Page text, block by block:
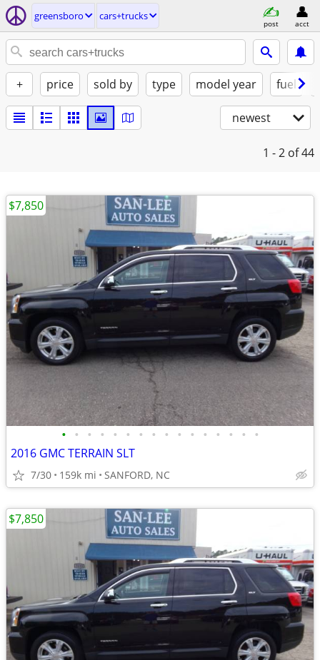
greensboro cars+trucks
post acct
+ price sold by type model year fuel
newest
1 - 2 of 44
• • • • • • • • • • • • • • • •
2016 GMC TERRAIN SLT
7/30 159k mi SANFORD, NC
$7,850
$7,850